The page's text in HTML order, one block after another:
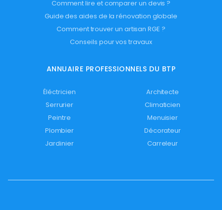
Comment lire et comparer un devis ?
Guide des aides de la rénovation globale
Comment trouver un artisan RGE ?
Conseils pour vos travaux
ANNUAIRE PROFESSIONNELS DU BTP
Éléctricien
Architecte
Serrurier
Climaticien
Peintre
Menuisier
Plombier
Décorateur
Jardinier
Carreleur